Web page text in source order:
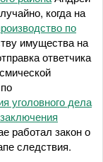
когда на
по
имущества на
ответчика
уголовного дела
работал закон о
следствия.